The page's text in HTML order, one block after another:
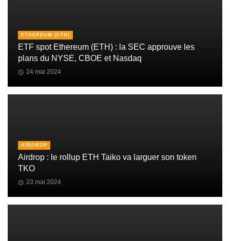
ETHEREUM (ETH)
ETF spot Ethereum (ETH) : la SEC approuve les
plans du NYSE, CBOE et Nasdaq
24 mai 2024
AIRDROP
Airdrop : le rollup ETH Taiko va larguer son token
TKO
23 mai 2024